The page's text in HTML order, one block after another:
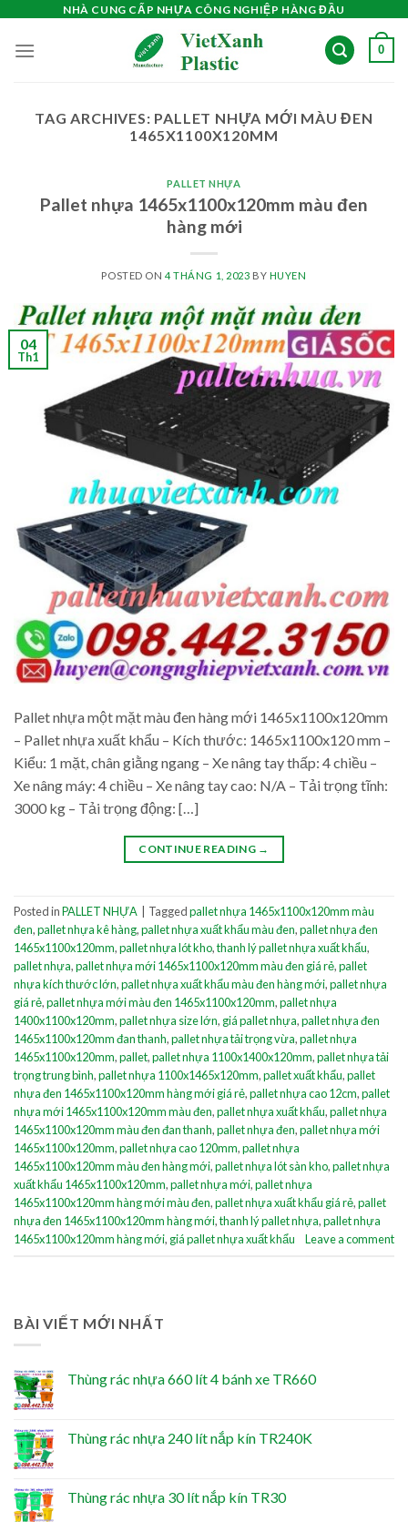
content
NHÀ CUNG CẤP NHỰA CÔNG NGHIỆP HÀNG ĐẦU
0
TAG ARCHIVES: PALLET NHỰA MỚI MÀU ĐEN
1465X1100X120MM
PALLET NHỰA
Pallet nhựa 1465x1100x120mm màu đen
hàng mới
POSTED ON4 THÁNG 1, 2023 BY HUYEN
04
Th1
Pallet nhựa một mặt màu đen hàng mới 1465x1100x120mm
– Pallet nhựa xuất khẩu – Kích thước: 1465x1100x120 mm –
Kiểu: 1 mặt, chân giằng ngang – Xe nâng tay thấp: 4 chiều –
Xe nâng máy: 4 chiều – Xe nâng tay cao: N/A – Tải trọng tĩnh:
3000 kg – Tải trọng động: […]
CONTINUE READING →
Posted inPALLET NHỰA Taggedpallet nhựa 1465x1100x120mm màu
đen,pallet nhựa kê hàng,pallet nhựa xuất khẩu màu đen,pallet nhựa đen
1465x1100x120mm,pallet nhựa lót kho,thanh lý pallet nhựa xuất khẩu,
pallet nhựa,pallet nhựa mới 1465x1100x120mm màu đen giá rẻ,pallet
nhựa kích thước lớn,pallet nhựa xuất khẩu màu đen hàng mới,pallet nhựa
giá rẻ,pallet nhựa mới màu đen 1465x1100x120mm,pallet nhựa
1400x1100x120mm,pallet nhựa size lớn, giá pallet nhựa,pallet nhựa đen
1465x1100x120mm đan thanh,pallet nhựa tải trọng vừa,pallet nhựa
1465x1100x120mm,pallet,pallet nhựa 1100x1400x120mm,pallet nhựa tải
trọng trung bình,pallet nhựa 1100x1465x120mm,pallet xuất khẩu,pallet
nhựa đen 1465x1100x120mm hàng mới giá rẻ,pallet nhựa cao 12cm,pallet
nhựa mới 1465x1100x120mm màu đen,pallet nhựa xuất khẩu,pallet nhựa
1465x1100x120mm màu đen đan thanh,pallet nhựa đen,pallet nhựa mới
1465x1100x120mm,pallet nhựa cao 120mm,pallet nhựa
1465x1100x120mm màu đen hàng mới,pallet nhựa lót sàn kho,pallet nhựa
xuất khẩu 1465x1100x120mm,pallet nhựa mới,pallet nhựa
1465x1100x120mm hàng mới màu đen,pallet nhựa xuất khẩu giá rẻ,pallet
nhựa đen 1465x1100x120mm hàng mới,thanh lý pallet nhựa,pallet nhựa
1465x1100x120mm hàng mới, giá pallet nhựa xuất khẩu Leave a comment
BÀI VIẾT MỚI NHẤT
Thùng rác nhựa 660 lít 4 bánh xe TR660
Thùng rác nhựa 240 lít nắp kín TR240K
Thùng rác nhựa 30 lít nắp kín TR30